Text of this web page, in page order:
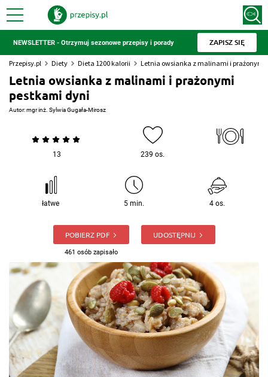
NEWSLETTER - Otrzymuj sezonowe przepisy i porady ZAPISZ SIĘ
Przepisy.pl Diety Dieta 1200 kalorii Letnia owsianka z malinami i prażonymi
Letnia owsianka z malinami i prażonymi
pestkami dyni
Autor:mgr inż. Sylwia Gugała-Mirosz
13 239 os.
łatwe 5 min. 4 os.
POBIERZ PDF
461 osób zapisało
UDOSTĘPNIJ